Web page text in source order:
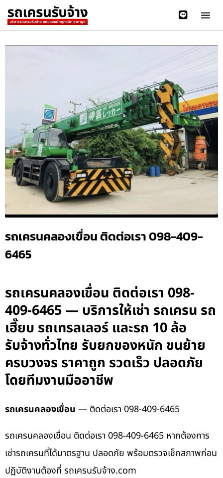
รถเครนคลองเขื่อน ติดต่อเรา 098-409-
6465
รถเครนคลองเขื่อน ติดต่อเรา 098-
409-6465 — บริการให้เช่า รถเครน รถ
เฮี๊ยบ รถเทรลเลอร์ และรถ 10 ล้อ
รับจ้างทั่วไทย รับยกของหนัก ขนย้าย
ครบวงจร ราคาถูก รวดเร็ว ปลอดภัย
โดยทีมงานมืออาชีพ
รถเครนคลองเขื่อน — ติดต่อเรา 098-409-6465
รถเครนคลองเขื่อน ติดต่อเรา 098-409-6465 หากต้องการ
เช่ารถเครนที่ได้มาตรฐาน ปลอดภัย พร้อมตรวจเช็กสภาพก่อน
ปฏิบัติงานต้องที่ รถเครนรับจ้าง.com